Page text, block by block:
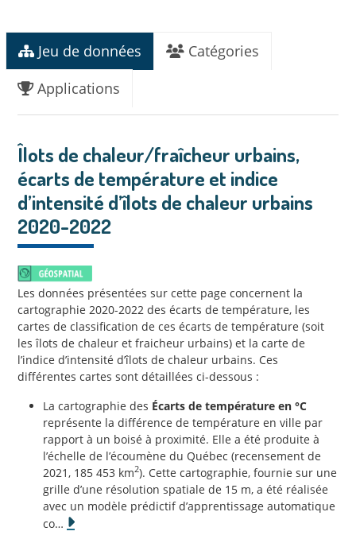
Jeu de données
Catégories
Applications
Îlots de chaleur/fraîcheur urbains,
écarts de température et indice
d’intensité d’îlots de chaleur urbains
2020-2022
Les données présentées sur cette page concernent la
cartographie 2020-2022 des écarts de température, les
cartes de classification de ces écarts de température (soit
les îlots de chaleur et fraicheur urbains) et la carte de
l’indice d’intensité d’îlots de chaleur urbains. Ces
différentes cartes sont détaillées ci-dessous :
La cartographie des Écarts de température en °C
représente la différence de température en ville par
rapport à un boisé à proximité. Elle a été produite à
l’échelle de l’écoumène du Québec (recensement de
2021, 185 453 km2). Cette cartographie, fournie sur une
grille d’une résolution spatiale de 15 m, a été réalisée
avec un modèle prédictif d’apprentissage automatique
co…